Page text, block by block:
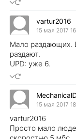
vartur2016
15 мая 2017
Мало раздающих.
раздают.
UPD: уже 6.
15 мая 2017
vartur2016
Просто мало